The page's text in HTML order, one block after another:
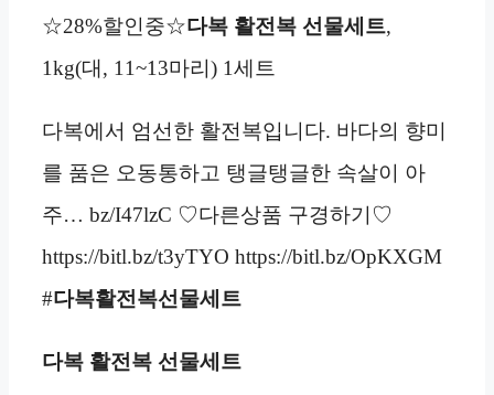
☆28%할인중☆다복 활전복 선물세트,
1kg(대, 11~13마리) 1세트
다복에서 엄선한 활전복입니다. 바다의 향미
를 품은 오동통하고 탱글탱글한 속살이 아
주… bz/I47lzC ♡다른상품 구경하기♡
https://bitl.bz/t3yTYO https://bitl.bz/OpKXGM
#다복활전복선물세트
다복 활전복 선물세트